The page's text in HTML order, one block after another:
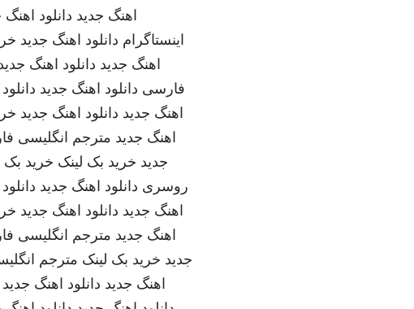
اهنگ جدید دانلود اهنگ
اینستاگرام دانلود اهنگ جدید
اهنگ جدید دانلود اهنگ
فارسی دانلود اهنگ جدید
اهنگ جدید دانلود اهنگ جدید
اهنگ جدید مترجم انگلیسی
جدید خرید بک لینک خرید بک
روسری دانلود اهنگ جدید
اهنگ جدید دانلود اهنگ جدید
اهنگ جدید مترجم انگلیسی
جدید خرید بک لینک مترجم
اهنگ جدید دانلود اهنگ جدید